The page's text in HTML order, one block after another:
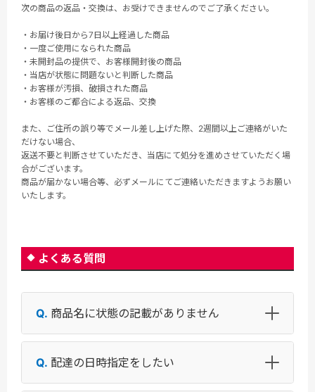
次の商品の返品・交換は、お受けできませんのでご了承ください。
・お届け後日から7日以上経過した商品
・一度ご使用になられた商品
・未開封品の提供で、お客様開封後の商品
・当店が状態に問題ないと判断した商品
・お客様が汚損、破損された商品
・お客様のご都合による返品、交換
また、ご住所の誤り等でメール差し上げた際、2週間以上ご連絡がいた
だけない場合、
返送不要と判断させていただき、当店にて処分を進めさせていただく場
合がございます。
商品が届かない場合等、必ずメールにてご連絡いただきますようお願い
いたします。
よくある質問
商品名に状態の記載がありません
配達の日時指定をしたい